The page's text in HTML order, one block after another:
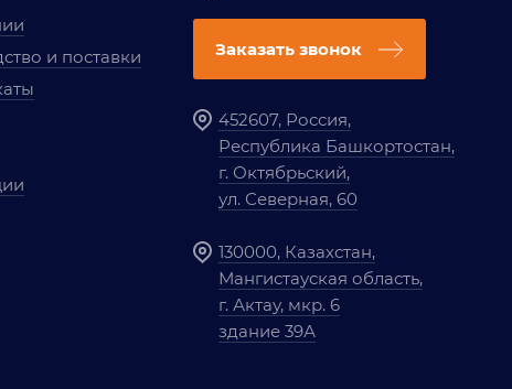
и поставки
Заказать звонок
452607, Россия,
Республика Башкортостан,
г. Октябрьский,
ул. Северная, 60
130000, Казахстан,
Мангистауская область,
г. Актау, мкр. 6
здание 39А